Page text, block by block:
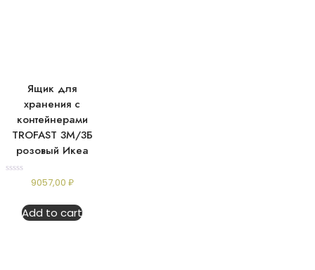
Ящик для
хранения с
контейнерами
TROFAST 3М/3Б
розовый Икеа
9057,00 ₽
Add to cart